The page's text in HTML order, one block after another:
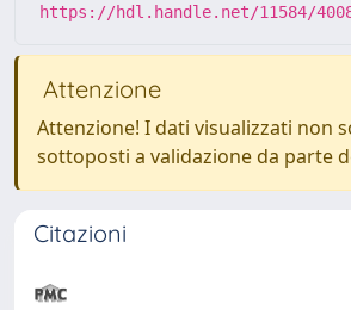
https://hdl.handle.net/11584/
Attenzione
Attenzione! I dati visualizzati non
sottoposti a validazione da parte
Citazioni